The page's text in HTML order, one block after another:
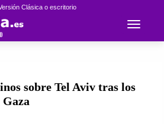
Clásica o escritorio
Toggle
sobre Tel Aviv tras los
Gaza